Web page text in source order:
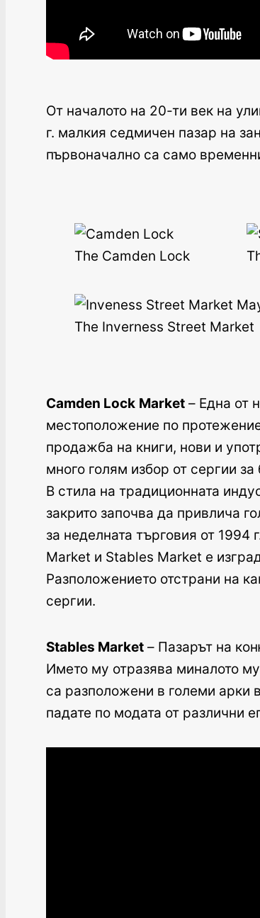
От началото на 20-ти век на
г. малкия седмичен пазар на
първоначално са само
The Camden Lock
The Inverness Street Market
Camden Lock Market – Една от
местоположение по
продажба на книги, нови и
много голям избор от сергии
В стила на традиционната
закрито започва да привлича
за неделната търговия от
Market и Stables Market е
Разположението отстрани на
сергии.
Stables Market – Пазарът на
Името му отразява миналото
са разположени в големи арки
падате по модата от различни